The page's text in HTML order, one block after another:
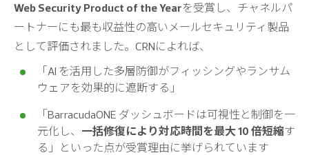
Web Security Product of the Yearを受賞し、チャネルパ
ートナーにも最も収益性の高いメールセキュリティ製品
として評価されました。CRNによれば、
「AI を活用した多層防御がフィッシングやランサム
ウェアを効果的に遮断する」
「BarracudaONE ダッシュボードは可視性と制御を一
元化し、 一括修復により対応時間を最大 10 倍短縮す
る」といった点が受賞理由に挙げられています